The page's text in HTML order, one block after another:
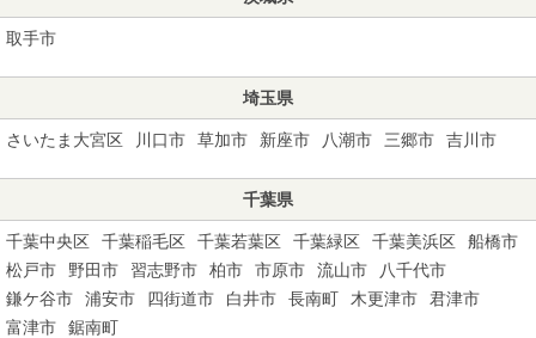
取手市
埼玉県
さいたま大宮区 川口市 草加市 新座市 八潮市 三郷市 吉川市
千葉県
千葉中央区 千葉稲毛区 千葉若葉区 千葉緑区 千葉美浜区
船橋市
松戸市
野田市 習志野市 柏市 市原市 流山市
八千代市
鎌ケ谷市
浦安市 四街道市 白井市 長南町 木更津市
君津市
富津市
鋸南町